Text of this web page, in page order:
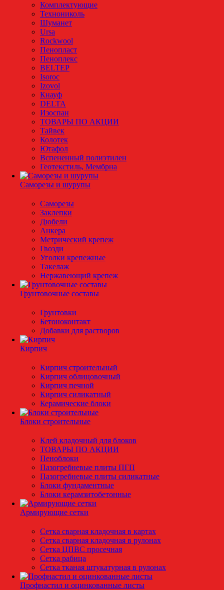
Комплектующие
Технониколь
Шуманет
Ursa
Rockwool
Пенопласт
Пеноплекс
BELTEP
Isoroc
Izovol
Кнауф
DELTA
Изоспан
ТОВАРЫ ПО АКЦИИ
Тайвек
Колотек
Ютафол
Вспененный полиэтилен
Геотекстиль, Мембрна
Саморезы и шурупы
Саморезы
Заклепки
Дюбели
Анкера
Метрический крепеж
Гвозди
Уголки крепежные
Такелаж
Нержавеющий крепеж
Грунтовочные составы
Грунтовки
Бетоноконтакт
Добавки для растворов
Кирпич
Кирпич строительный
Кирпич облицовочный
Кирпич печной
Кирпич силикатный
Керамические блоки
Блоки строительные
Клей кладочный для блоков
ТОВАРЫ ПО АКЦИИ
Пеноблоки
Пазогребневые плиты ПГП
Пазогребневые плиты силикатные
Блоки фундаментные
Блоки керамзитобетонные
Армирующие сетки
Сетка сварная кладочная в картах
Сетка сварная кладочная в рулонах
Сетка ЦПВС просечная
Сетка рабица
Сетка тканая штукатурная в рулонах
Профнастил и оцинкованные листы